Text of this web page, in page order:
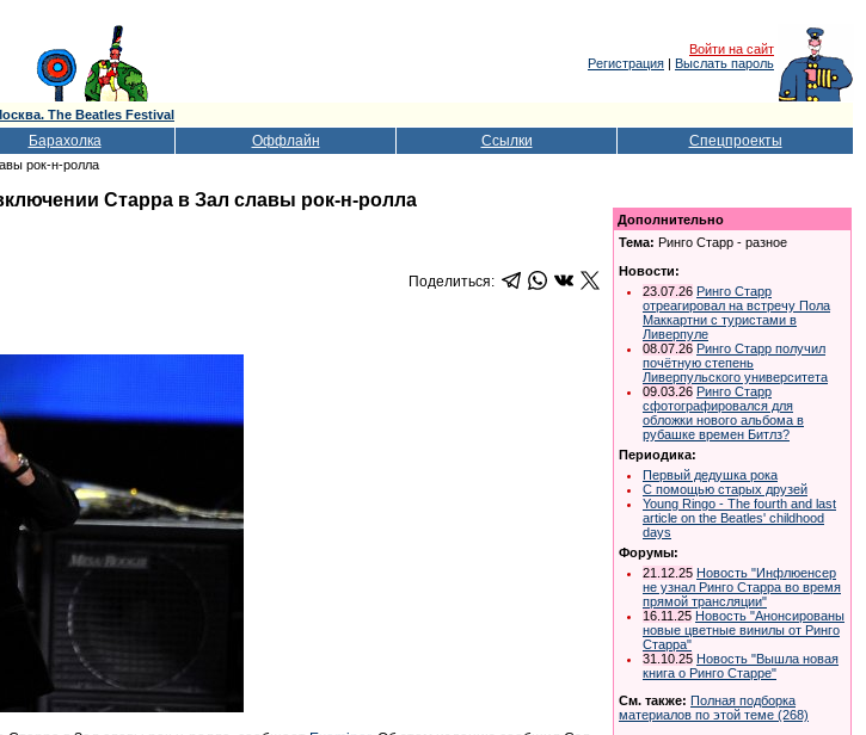
Войти на сайт
Регистрация | Выслать пароль
The Beatles Festival
Барахолка Оффлайн Ссылки Спецпроекты
рок-н-ролла
Старра в Зал славы рок-н-ролла
Поделиться:
Дополнительно
Тема: Ринго Старр - разное
Новости:
23.07.26 Ринго Старр
отреагировал на встречу Пола
Маккартни с туристами в
Ливерпуле
08.07.26 Ринго Старр получил
почётную степень
Ливерпульского университета
09.03.26 Ринго Старр
сфотографировался для
обложки нового альбома в
рубашке времен Битлз?
Периодика:
Первый дедушка рока
С помощью старых друзей
Young Ringo - The fourth and last
article on the Beatles' childhood
days
Форумы:
21.12.25 Новость "Инфлюенсер
не узнал Ринго Старра во время
прямой трансляции"
16.11.25 Новость "Анонсированы
новые цветные винилы от Ринго
Старра"
31.10.25 Новость "Вышла новая
книга о Ринго Старре"
См. также: Полная подборка
материалов по этой теме (268)